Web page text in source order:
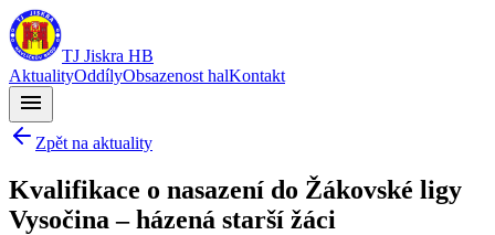
TJ Jiskra HB
AktualityOddílyObsazenost halKontakt
menu
Zpět na aktuality
Kvalifikace o nasazení do Žákovské ligy
Vysočina – házená starší žáci